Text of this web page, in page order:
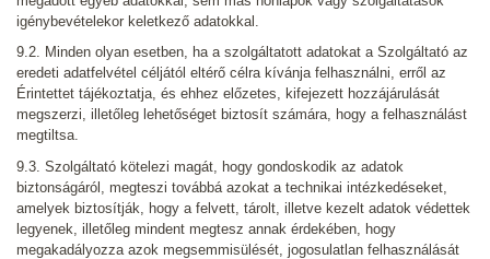
igénybevételekor keletkező adatokkal.
9.2. Minden olyan esetben, ha a szolgáltatott adatokat a Szolgáltató az
eredeti adatfelvétel céljától eltérő célra kívánja felhasználni, erről az
Érintettet tájékoztatja, és ehhez előzetes, kifejezett hozzájárulását
megszerzi, illetőleg lehetőséget biztosít számára, hogy a felhasználást
megtiltsa.
9.3. Szolgáltató kötelezi magát, hogy gondoskodik az adatok
biztonságáról, megteszi továbbá azokat a technikai intézkedéseket,
amelyek biztosítják, hogy a felvett, tárolt, illetve kezelt adatok védettek
legyenek, illetőleg mindent megtesz annak érdekében, hogy
megakadályozza azok megsemmisülését, jogosulatlan felhasználását